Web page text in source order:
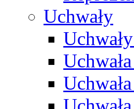
Uchwały